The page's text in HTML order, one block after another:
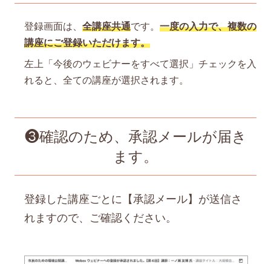
登録画面は、 全講座共通です。 一度の入力で、複数の
講座にご登録いただけます。
左上「今後のウェビナーをすべて選択」チェックを入
れると、全ての講座が選択されます。
❸確認のため、承認メールが届き
ます。
登録した講座ごとに【承認メール】が送信さ
れますので、ご確認ください。